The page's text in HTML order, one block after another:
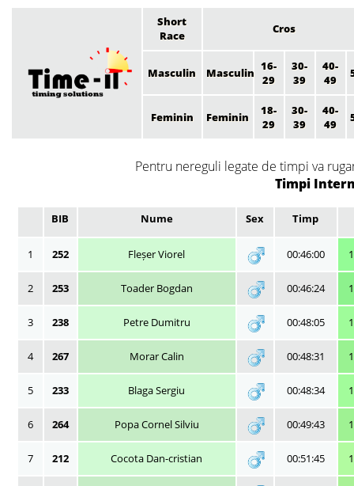
Short
Race
Cros
Masculin Masculin 16-
29
30-
39
40-
49
Feminin Feminin
18-
29
30-
39
40-
49
Pentru nereguli legate de timpi va
Timpi